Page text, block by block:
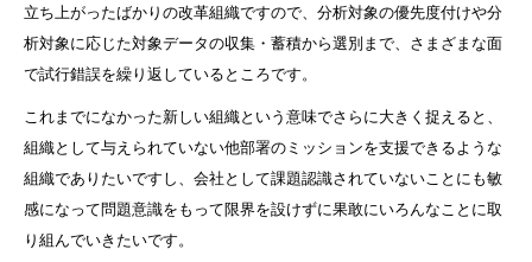
立ち上がったばかりの改革組織ですので、分析対象の優先度付けや分
析対象に応じた対象データの収集・蓄積から選別まで、さまざまな面
で試行錯誤を繰り返しているところです。
これまでになかった新しい組織という意味でさらに大きく捉えると、
組織として与えられていない他部署のミッションを支援できるような
組織でありたいですし、会社として課題認識されていないことにも敏
感になって問題意識をもって限界を設けずに果敢にいろんなことに取
り組んでいきたいです。